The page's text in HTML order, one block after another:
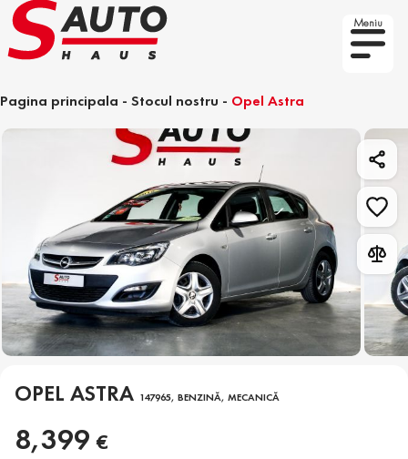
Meniu
Pagina principala - Stocul nostru - Opel Astra
OPEL ASTRA 147965, BENZINĂ, MECANICĂ
8,399 €